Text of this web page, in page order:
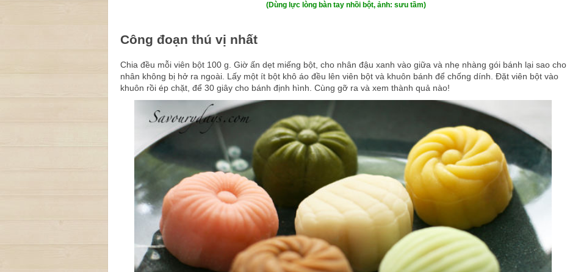
(Dùng lực lòng bàn tay nhồi bột, ảnh: sưu tầm)
Công đoạn thú vị nhất
Chia đều mỗi viên bột 100 g. Giờ ấn dẹt miếng bột, cho nhân đậu xanh vào giữa và nhẹ nhàng gói bánh lại sao cho
nhân không bị hở ra ngoài. Lấy một ít bột khô áo đều lên viên bột và khuôn bánh để chống dính. Đặt viên bột vào
khuôn rồi ép chặt, để 30 giây cho bánh định hình. Cùng gỡ ra và xem thành quả nào!